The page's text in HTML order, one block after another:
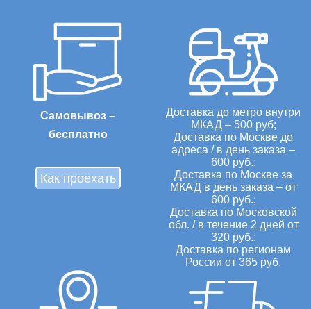
Самовывоз –
бесплатно
Как проехать
Доставка до метро внутри
МКАД – 500 руб;
Доставка по Москве до
адреса / в день заказа –
600 руб.;
Доставка по Москве за
МКАД в день заказа – от
600 руб.;
Доставка по Московской
обл. / в течение 2 дней от
320 руб.;
Доставка по регионам
России от 365 руб.